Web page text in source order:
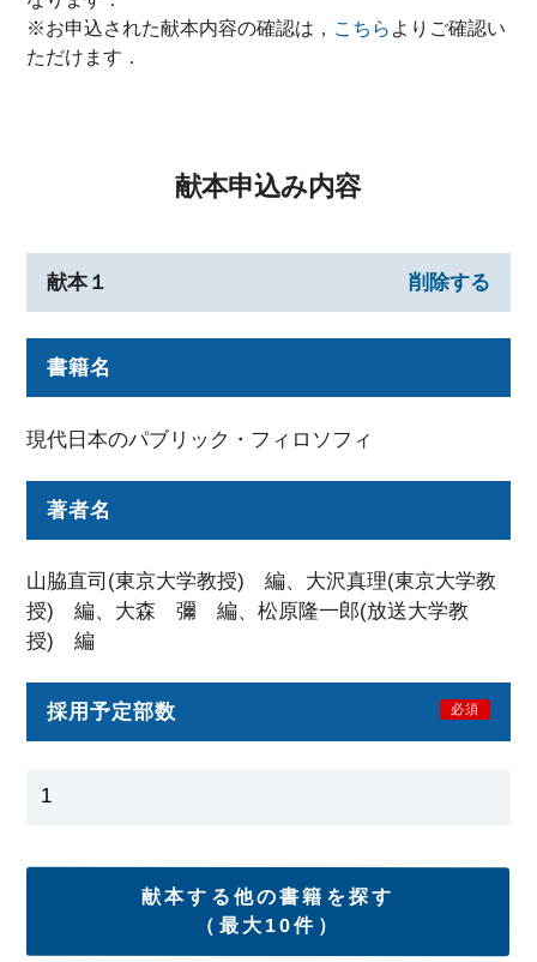
※お申込された献本内容の確認は， こちら よりご確認い
ただけます．
献本申込み内容
献本１ 削除する
書籍名
現代日本のパブリック・フィロソフィ
著者名
山脇直司(東京大学教授) 編、大沢真理(東京大学教
授) 編、大森 彌 編、松原隆一郎(放送大学教
授) 編
採用予定部数 必須
献本する他の書籍を探す
（最大10件）